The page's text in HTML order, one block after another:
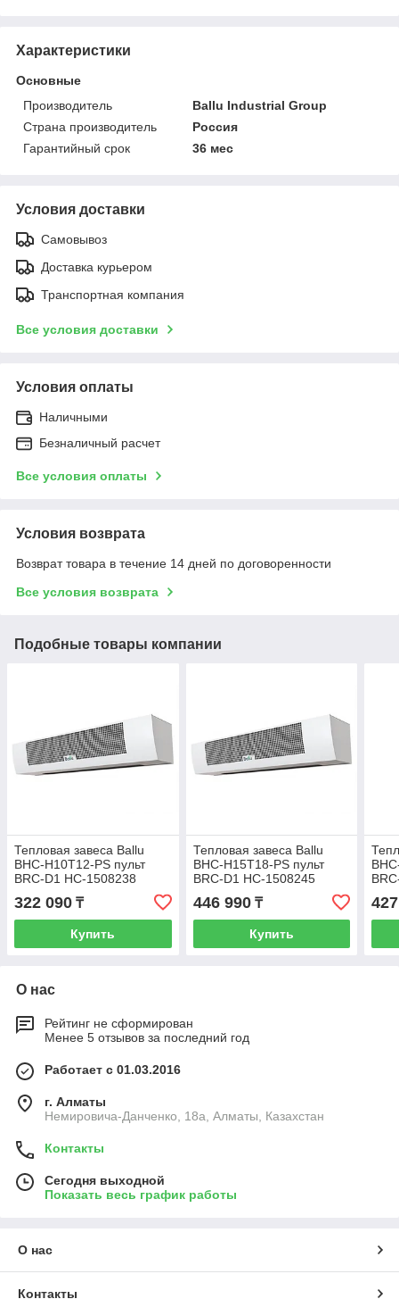
Характеристики
Основные
Производитель
Ballu Industrial Group
Страна производитель
Россия
Гарантийный срок
36 мес
Условия доставки
Самовывоз
Доставка курьером
Транспортная компания
Все условия доставки
Условия оплаты
Наличными
Безналичный расчет
Все условия оплаты
Условия возврата
Возврат товара в течение 14 дней по договоренности
Все условия возврата
Подобные товары компании
Тепловая завеса Ballu
BHC-H10T12-PS пульт
BRC-D1 НС-1508238
322 090 ₸
Купить
Тепловая завеса Ballu
BHC-H15T18-PS пульт
BRC-D1 НС-1508245
446 990₸
Купить
О нас
Рейтинг не сформирован
Менее 5 отзывов за последний год
Работает с 01.03.2016
г. Алматы
Немировича-Данченко, 18а, Алматы, Казахстан
Контакты
Сегодня выходной
Показать весь график работы
О нас
Контакты